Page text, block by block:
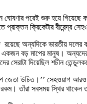
পরেই শুরু হয়ে গিয়েছে
প্রাক্তন ক্রিকেটার বীরেন্দ্র
রয়েছে অন্যদিকে ভারতীয়
বড় মাপের মানুষ। অন্যদের
সেরাটা দিয়েছিল শচীন
জেতা উচিত।’’ সেহওয়াগ
তাঁরা সবসময় স্থির থাকেন